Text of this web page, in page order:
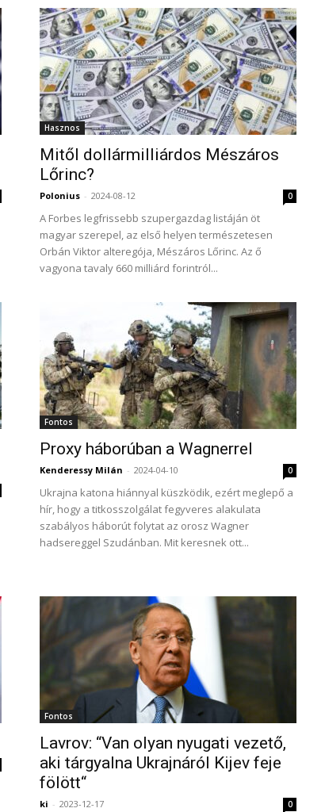
Hasznos
Mitől dollármilliárdos Mészáros
Lőrinc?
Polonius - 2024-08-12 0
A Forbes legfrissebb szupergazdag listáján öt
magyar szerepel, az első helyen természetesen
Orbán Viktor alteregója, Mészáros Lőrinc. Az ő
vagyona tavaly 660 milliárd forintról...
Fontos
Proxy háborúban a Wagnerrel
Kenderessy Milán - 2024-04-10 0
Ukrajna katona hiánnyal küszködik, ezért meglepő a
hír, hogy a titkosszolgálat fegyveres alakulata
szabályos háborút folytat az orosz Wagner
hadsereggel Szudánban. Mit keresnek ott...
Fontos
Lavrov: “Van olyan nyugati vezető,
aki tárgyalna Ukrajnáról Kijev feje
fölött“
ki - 2023-12-17 0